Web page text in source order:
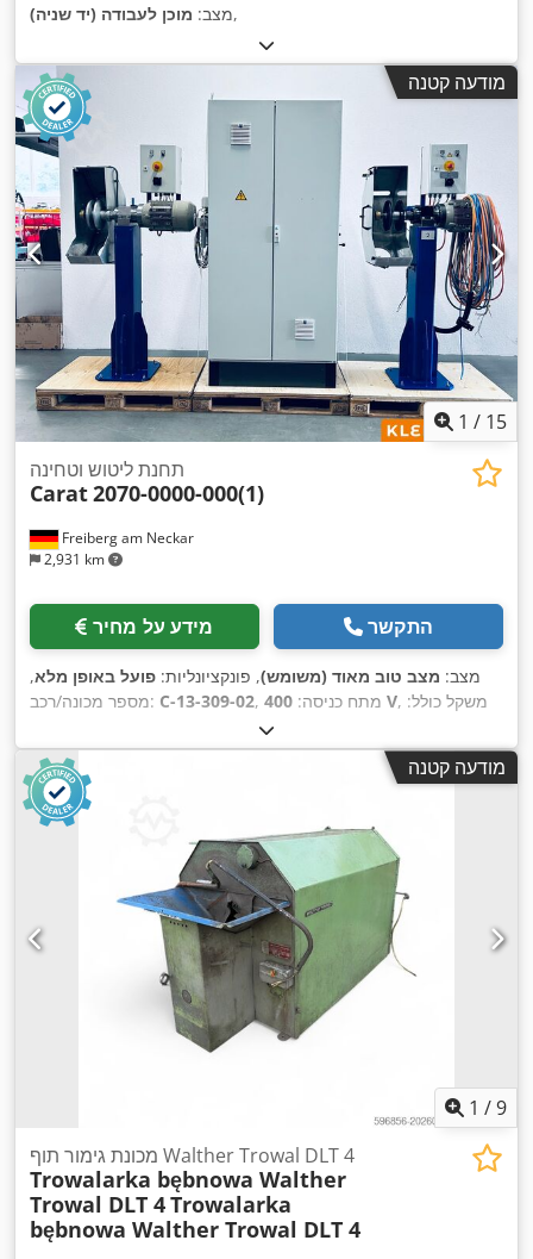
מצב: מוכן לעבודה (יד שניה) ,
מודעה קטנה
1 / 15
Freiberg am Neckar
2,931 km
תחנת ליטוש וטחינה
Carat2070-0000-000(1)
מידע על מחיר התקשר
מצב: מצב טוב מאוד (משומש), פונקציונליות: פועל באופן מלא,
מספר מכונה/רכב: C-13-309-02 , מתח כניסה: 400 V , משקל כולל:
מודעה קטנה
1 /9
מכונת גימור תוף Walther Trowal DLT 4
Trowalarka bębnowa Walther
Trowal DLT 4Trowalarka
bębnowa Walther Trowal DLT 4